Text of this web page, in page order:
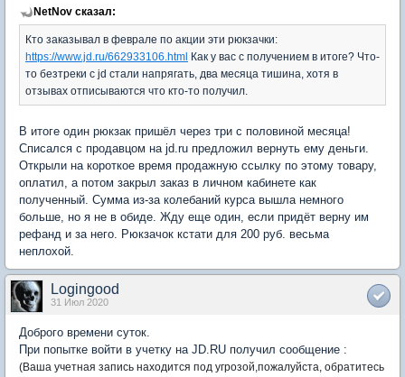
NetNov сказал:
Кто заказывал в феврале по акции эти рюкзачки:
https://www.jd.ru/662933106.html Как у вас с получением в итоге? Что-
то безтреки с jd стали напрягать, два месяца тишина, хотя в
отзывах отписываются что кто-то получил.
В итоге один рюкзак пришёл через три с половиной месяца!
Списался с продавцом на jd.ru предложил вернуть ему деньги.
Открыли на короткое время продажную ссылку по этому товару,
оплатил, а потом закрыл заказ в личном кабинете как
полученный. Сумма из-за колебаний курса вышла немного
больше, но я не в обиде. Жду еще один, если придёт верну им
рефанд и за него. Рюкзачок кстати для 200 руб. весьма
неплохой.
Logingood
31 Июл 2020
Доброго времени суток.
При попытке войти в учетку на JD.RU получил сообщение :
(Ваша учетная запись находится под угрозой,пожалуйста, обратитесь